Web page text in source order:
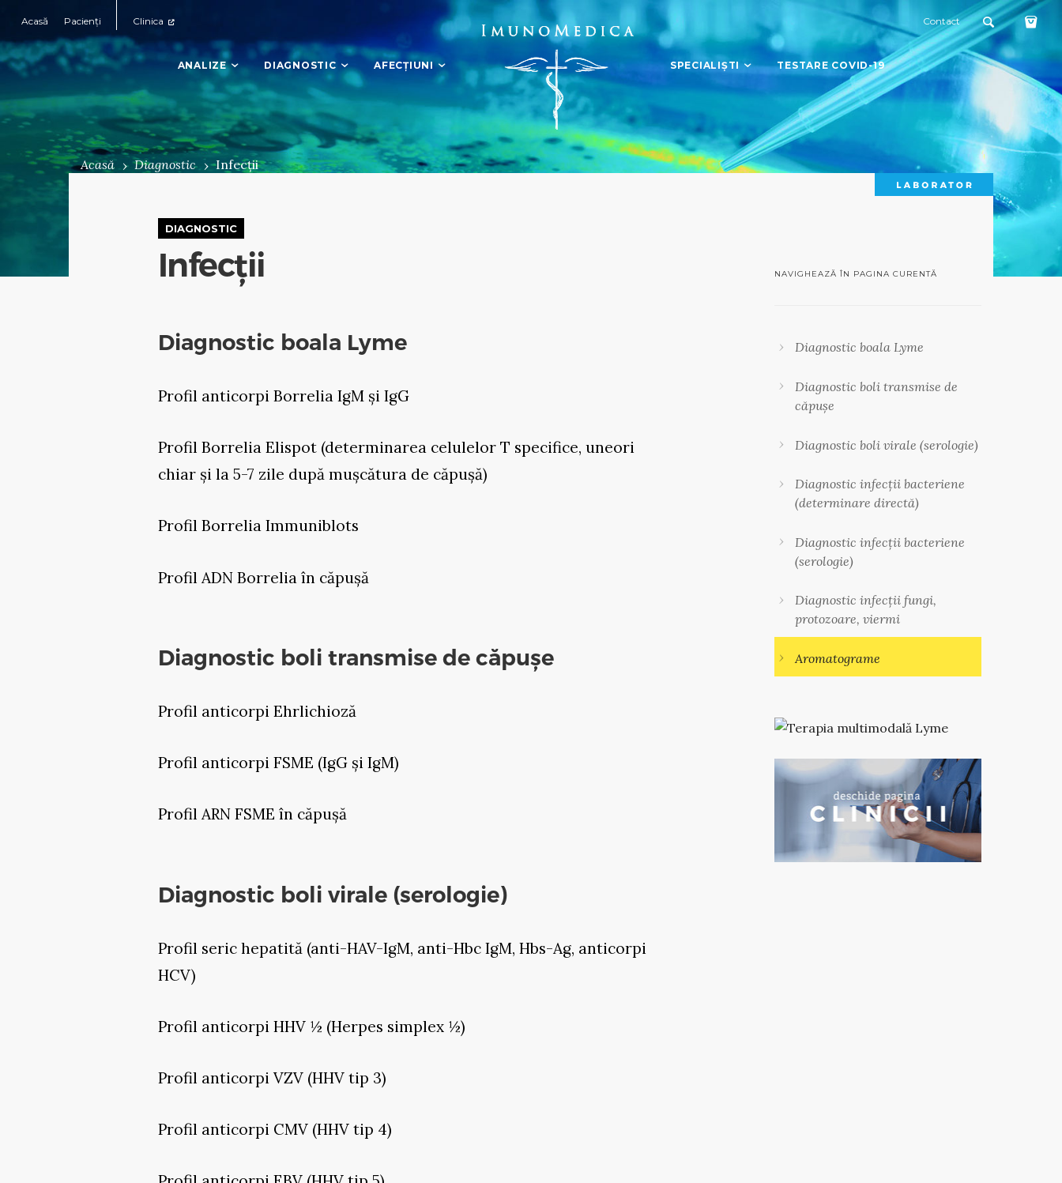
Acasă Pacienți Clinica Contact
ANALIZE DIAGNOSTIC AFECȚIUNI SPECIALIȘTI TESTARE COVID-19
Acasă Diagnostic Infecții
DIAGNOSTIC
Infecții
Diagnostic boala Lyme
Profil anticorpi Borrelia IgM și IgG
Profil Borrelia Elispot (determinarea celulelor T specifice, uneori
chiar și la 5-7 zile după mușcătura de căpușă)
Profil Borrelia Immuniblots
Profil ADN Borrelia în căpușă
Diagnostic boli transmise de căpușe
Profil anticorpi Ehrlichioză
Profil anticorpi FSME (IgG și IgM)
Profil ARN FSME în căpușă
Diagnostic boli virale (serologie)
Profil seric hepatită (anti-HAV-IgM, anti-Hbc IgM, Hbs-Ag, anticorpi
HCV)
Profil anticorpi HHV ½ (Herpes simplex ½)
Profil anticorpi VZV (HHV tip 3)
Profil anticorpi CMV (HHV tip 4)
NAVIGHEAZĂ ÎN PAGINA CURENTĂ
Diagnostic boala Lyme
Diagnostic boli transmise de
căpușe
Diagnostic boli virale (serologie)
Diagnostic infecții bacteriene
(determinare directă)
Diagnostic infecții bacteriene
(serologie)
Diagnostic infecții fungi,
protozoare, viermi
Aromatograme